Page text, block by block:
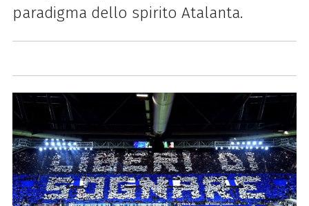
paradigma dello spirito Atalanta.